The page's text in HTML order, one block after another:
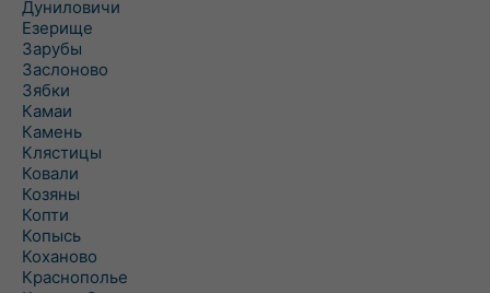
Дуниловичи
Езерище
Зарубы
Заслоново
Зябки
Камаи
Камень
Клястицы
Ковали
Козяны
Копти
Копысь
Коханово
Краснополье